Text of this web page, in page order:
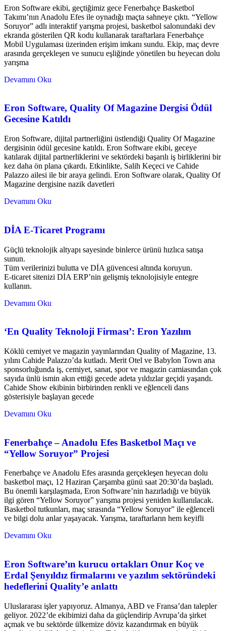
Eron Software ekibi, geçtiğimiz gece Fenerbahçe Basketbol
Takımı’nın Anadolu Efes ile oynadığı maçta sahneye çıktı. “Yellow
Soruyor” adlı interaktif yarışma projesi, basketbol salonundaki dev
ekranda gösterilen QR kodu kullanarak taraftarlara Fenerbahçe
Mobil Uygulaması üzerinden erişim imkanı sundu. Ekip, maç devre
arasında gerçekleşen ve sunucu eşliğinde yönetilen bu heyecan dolu
yarışma
Devamını Oku
Eron Software, Quality Of Magazine Dergisi Ödül
Gecesine Katıldı
Eron Software, dijital partnerliğini üstlendiği Quality Of Magazine
dergisinin ödül gecesine katıldı. Eron Software ekibi, geceye
katılarak dijital partnerliklerini ve sektördeki başarılı iş birliklerini bir
kez daha ön plana çıkardı. Etkinlikte, Salih Keçeci ve Cahide
Palazzo ailesi ile bir araya gelindi. Eron Software olarak, Quality Of
Magazine dergisine nazik davetleri
Devamını Oku
DİA E-Ticaret Programı
Güçlü teknolojik altyapı sayesinde binlerce ürünü hızlıca satışa
sunun.
Tüm verilerinizi bulutta ve DİA güvencesi altında koruyun.
E-ticaret sitenizi DİA ERP’nin gelişmiş teknolojisiyle entegre
kullanın.
Devamını Oku
‘En Quality Teknoloji Firması’: Eron Yazılım
Köklü cemiyet ve magazin yayınlarından Quality of Magazine, 13.
yılını Cahide Palazzo’da kutladı. Merit Otel ve Babylon Town ana
sponsorluğunda iş, cemiyet, sanat, spor ve magazin camiasından çok
sayıda ünlü ismin akın ettiği gecede adeta yıldızlar geçidi yaşandı.
Cahide Show ekibinin birbirinden renkli ve eğlenceli dans
gösterisiyle başlayan gecede
Devamını Oku
Fenerbahçe – Anadolu Efes Basketbol Maçı ve
“Yellow Soruyor” Projesi
Fenerbahçe ve Anadolu Efes arasında gerçekleşen heyecan dolu
basketbol maçı, 12 Haziran Çarşamba günü saat 20:30’da başladı.
Bu önemli karşılaşmada, Eron Software’nin hazırladığı ve büyük
ilgi gören “Yellow Soruyor” yarışma projesi yeniden kullanılacak.
Basketbol tutkunları, maç sırasında “Yellow Soruyor” ile eğlenceli
ve bilgi dolu anlar yaşayacak. Yarışma, taraftarların hem keyifli
Devamını Oku
Eron Software’ın kurucu ortakları Onur Koç ve
Erdal Şenyıldız firmalarını ve yazılım sektöründeki
hedeflerini Quality’e anlattı
Uluslararası işler yapıyoruz. Almanya, ABD ve Fransa’dan talepler
geliyor. 2022’de ekibimizi daha da güçlendirip Avrupa’da şirket
açmak ve bu sektörde ülkemize döviz kazandırmak en büyük